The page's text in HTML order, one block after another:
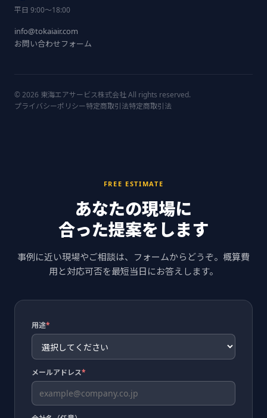
平日 9:00〜18:00
info@tokaiair.com
お問い合わせフォーム
© 2026 東海エアサービス株式会社 All rights reserved.
プライバシーポリシー特定商取引法特定商取引法
FREE ESTIMATE
あなたの現場に
合った提案をします
事例に近い現場やご相談は、フォームからどうぞ。概算費
用と対応可否を最短当日にお答えします。
用途*
メールアドレス*